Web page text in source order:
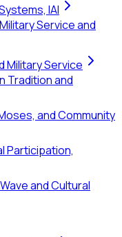
IAI
Service and
Military Service
Tradition and
and Community
Participation,
and Cultural